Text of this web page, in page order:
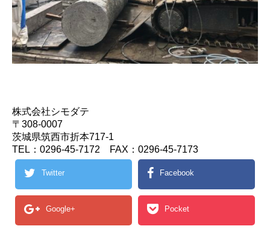
株式会社シモダテ
〒308-0007
茨城県筑西市折本717-1
TEL：0296-45-7172 FAX：0296-45-7173
Twitter Facebook
Google+ Pocket